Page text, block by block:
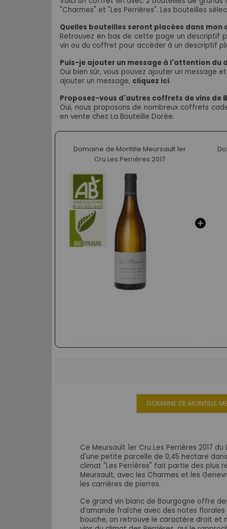
"Charmes" et "Les Perrières". Les bouteilles
Quelles bouteilles seront placées dans mon
Retrouvez en bas de cette page un descriptif
vin ou du coffret pour accéder à un descriptif
Puis-je ajouter un message à l'attention du
Oui bien sûr, vous pouvez ajouter un message
ajouter un message, cliquez ici.
Proposez-vous d'autres coffrets de vins de
Oui, nous proposons de nombreux coffrets
en vente chez La Bouteille Dorée.
Domaine de Montille Meursault 1er
Cru Les Perrières 2017
DOMAINE DE MONTILLE
Ce Meursault 1er Cru Les Perrières 2017
d'une petite parcelle de 0,45 hectare
climat "Les Perrières" fait partie des plus
Meursault, avec les Charmes et les
les carrières de pierres.
Ce grand vin blanc de Bourgogne offre
d’amande fraîche avec des notes
bouche, on retrouve le caractère droit et